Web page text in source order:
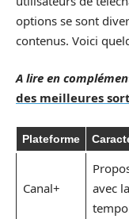
options se sont
contenus. Voici
A lire en
des meilleures
Plateforme
Canal+
avec